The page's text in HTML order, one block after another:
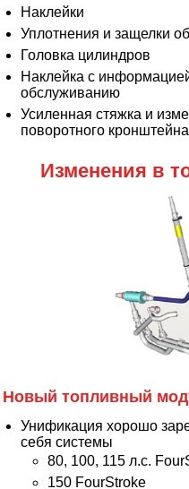
Наклейки
Уплотнения и защелки
Головка цилиндров
Наклейка с
обслуживанию
Усиленная стяжка и
поворотного кронштейна
Изменения в
Новый топливный
Унификация хорошо
себя системы
80, 100, 115 л.с.
150 FourStroke